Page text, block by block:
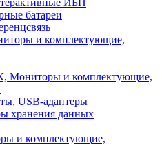
ИБП
батареи
и комплектующие,
Мониторы и комплектующие,
USB-адаптеры
хранения данных
и комплектующие,